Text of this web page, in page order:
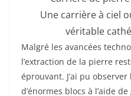
Une carrière à ciel
véritable
Malgré les avancées
l’extraction de la pierre
éprouvant. J’ai pu
d’énormes blocs à l’aide